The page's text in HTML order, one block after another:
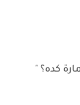
كده؟ "